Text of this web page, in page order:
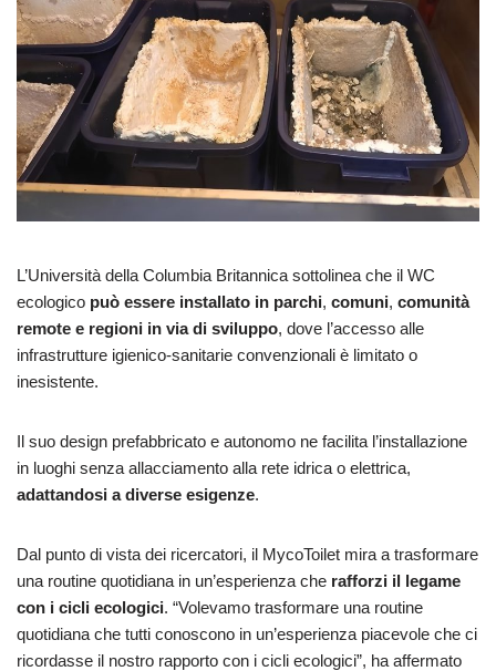
L’Università della Columbia Britannica sottolinea che il WC
ecologico può essere installato in parchi, comuni, comunità
remote e regioni in via di sviluppo, dove l’accesso alle
infrastrutture igienico-sanitarie convenzionali è limitato o
inesistente.
Il suo design prefabbricato e autonomo ne facilita l’installazione
in luoghi senza allacciamento alla rete idrica o elettrica,
adattandosi a diverse esigenze.
Dal punto di vista dei ricercatori, il MycoToilet mira a trasformare
una routine quotidiana in un’esperienza che rafforzi il legame
con i cicli ecologici. “Volevamo trasformare una routine
quotidiana che tutti conoscono in un’esperienza piacevole che ci
ricordasse il nostro rapporto con i cicli ecologici”, ha affermato